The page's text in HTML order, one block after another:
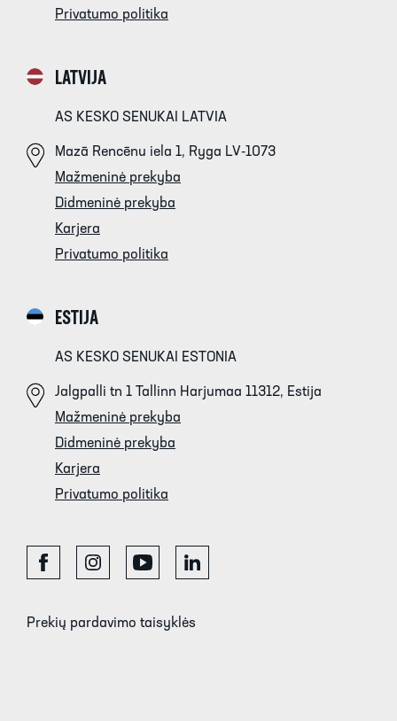
Privatumo politika
LATVIJA
AS KESKO SENUKAI LATVIA
Mazā Rencēnu iela 1, Ryga LV-1073
Mažmeninė prekyba
Didmeninė prekyba
Karjera
Privatumo politika
ESTIJA
AS KESKO SENUKAI ESTONIA
Jalgpalli tn 1 Tallinn Harjumaa 11312, Estija
Mažmeninė prekyba
Didmeninė prekyba
Karjera
Privatumo politika
Prekių pardavimo taisyklės